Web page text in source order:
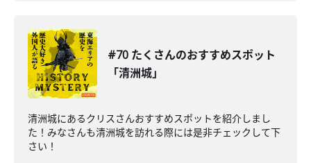
#70 たくさんのおすすめスポット
「清洲城」
清洲城にあるクリスさんおすすめスポットを紹介しまし
た！みなさんも清洲城を訪れる際には是非チェックして下
さい！